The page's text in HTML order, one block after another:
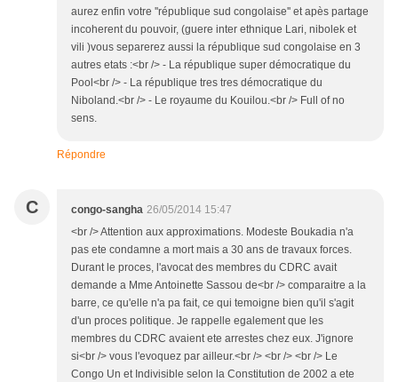
aurez enfin votre ''république sud congolaise'' et apès partage
incoherent du pouvoir, (guere inter ethnique Lari, nibolek et
vili )vous separerez aussi la république sud congolaise en 3
autres etats :<br /> - La république super démocratique du
Pool<br /> - La république tres tres démocratique du
Niboland.<br /> - Le royaume du Kouilou.<br /> Full of no
sens.
Répondre
C congo-sangha 26/05/2014 15:47
<br /> Attention aux approximations. Modeste Boukadia n'a
pas ete condamne a mort mais a 30 ans de travaux forces.
Durant le proces, l'avocat des membres du CDRC avait
demande a Mme Antoinette Sassou de<br /> comparaitre a la
barre, ce qu'elle n'a pa fait, ce qui temoigne bien qu'il s'agit
d'un proces politique. Je rappelle egalement que les
membres du CDRC avaient ete arrestes chez eux. J'ignore
si<br /> vous l'evoquez par ailleur.<br /> <br /> <br /> Le
Congo Un et Indivisible selon la Constitution de 2002 a ete